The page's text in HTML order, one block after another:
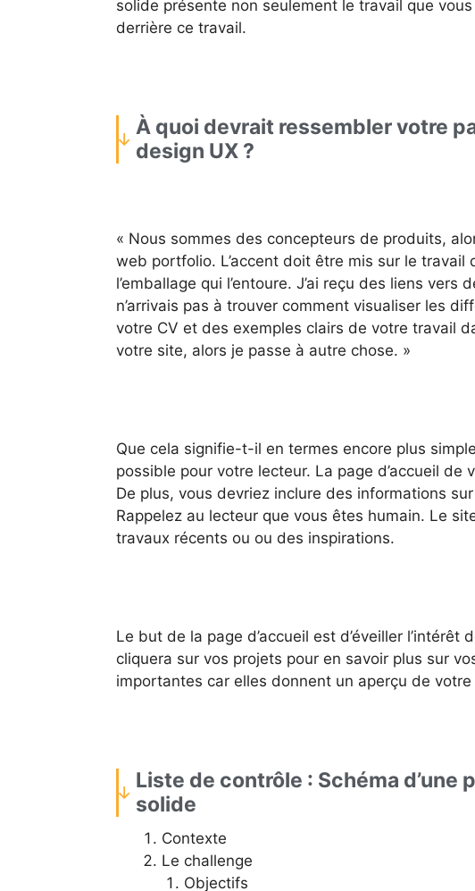
solide présente non seulement le travail que
derrière ce travail.
À quoi devrait ressembler votre
design UX ?
« Nous sommes des concepteurs de produits,
web portfolio. L’accent doit être mis sur le travail
l’emballage qui l’entoure. J’ai reçu des liens
n’arrivais pas à trouver comment visualiser les
votre CV et des exemples clairs de votre travail
votre site, alors je passe à autre chose. »
Que cela signifie-t-il en termes encore plus
possible pour votre lecteur. La page d’accueil
De plus, vous devriez inclure des informations
Rappelez au lecteur que vous êtes humain. Le
travaux récents ou ou des inspirations.
Le but de la page d’accueil est d’éveiller
cliquera sur vos projets pour en savoir plus sur
importantes car elles donnent un aperçu de
Liste de contrôle : Schéma
solide
Contexte
Le challenge
Objectifs